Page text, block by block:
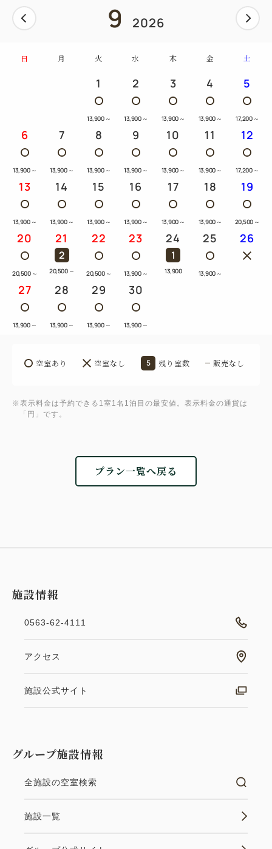
9 2026
日 月 火 水 木 金 土
1
13,900 ～
2
13,900 ～
3
13,900 ～
4
13,900 ～
5
17,200 ～
6
13,900 ～
7
13,900 ～
8
13,900 ～
9
13,900 ～
10
13,900 ～
11
13,900 ～
12
17,200 ～
13
13,900 ～
14
13,900 ～
15
13,900 ～
16
13,900 ～
17
13,900 ～
18
13,900 ～
19
20,500 ～
20
20,500 ～
21
2
20,500 ～
22
20,500 ～
23
13,900 ～
24
1
13,900
25
13,900 ～
26
27
13,900 ～
28
13,900 ～
29
13,900 ～
30
13,900 ～
空室あり 空室なし 5 残り室数 販売なし
※表示料金は予約できる1室1名1泊目の最安値。表示料金の通貨は
「円」です。
プラン一覧へ戻る
施設情報
0563-62-4111
アクセス
施設公式サイト
グループ施設情報
全施設の空室検索
施設一覧